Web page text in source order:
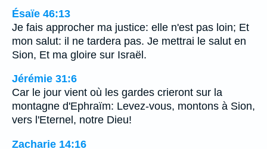
Ésaïe 46:13
Je fais approcher ma justice: elle n'est pas loin; Et
mon salut: il ne tardera pas. Je mettrai le salut en
Sion, Et ma gloire sur Israël.
Jérémie 31:6
Car le jour vient où les gardes crieront sur la
montagne d'Ephraïm: Levez-vous, montons à Sion,
vers l'Eternel, notre Dieu!
Zacharie 14:16